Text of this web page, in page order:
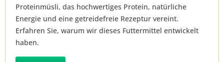
Proteinmüsli, das hochwertiges Protein, natürliche
Energie und eine getreidefreie Rezeptur vereint.
Erfahren Sie, warum wir dieses Futtermittel entwickelt
haben.